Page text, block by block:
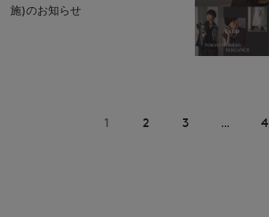
施)のお知らせ
1 2 3 … 4